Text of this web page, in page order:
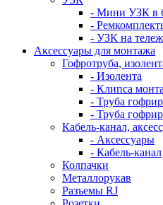
- Мини УЗК в
-
- УЗК на
Аксессуары для монтажа
Гофротруба,
- Изолента
- Клипса
- Труба
- Труба
Кабель-канал,
- Аксессуары
- Кабель-канал
Колпачки
Металлорукав
Разъемы RJ